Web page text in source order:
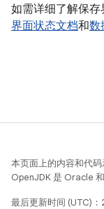
如需详细了解保
界面状态文档和数
本页面上的内容和代码
OpenJDK 是 Oracle
最后更新时间 (UTC)